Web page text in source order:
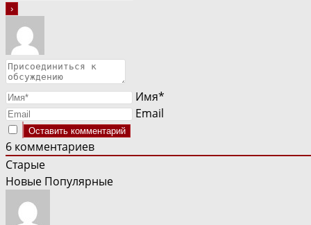
Имя*
Email
6 комментариев
Старые
Новые Популярные